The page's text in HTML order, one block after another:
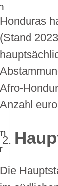
Honduras
(Stand
Afro-
Anzahl
Die